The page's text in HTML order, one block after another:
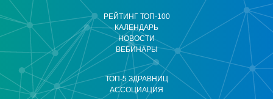
РЕЙТИНГ ТОП-100
КАЛЕНДАРЬ
НОВОСТИ
ВЕБИНАРЫ
ТОП-5 ЗДРАВНИЦ
АССОЦИАЦИЯ